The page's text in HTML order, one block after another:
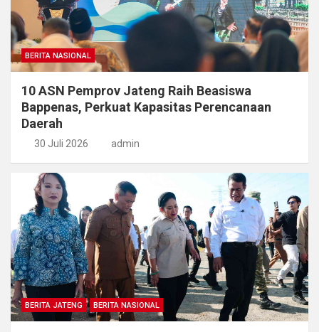
BERITA NASIONAL
​10 ASN Pemprov Jateng Raih Beasiswa
Bappenas, Perkuat Kapasitas Perencanaan
Daerah
30 Juli 2026 admin
BERITA JATENG BERITA NASIONAL